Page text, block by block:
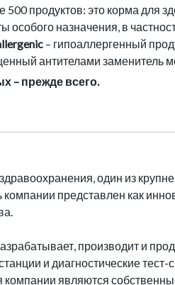
500 продуктов: это корма для
особого назначения, в
– гипоаллергенный
антителами заменитель
– прежде всего.
один из
представлен как
производит и
и диагностические тест-
являются